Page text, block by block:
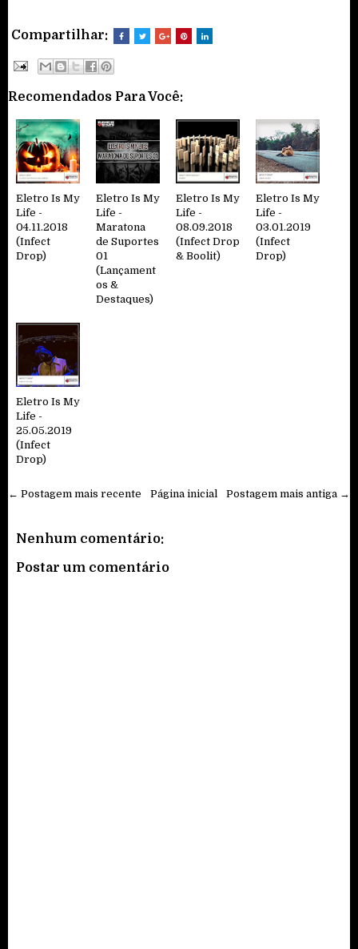
Compartilhar:
Recomendados Para Você:
Eletro Is My
Life -
04.11.2018
(Infect
Drop)
Eletro Is My
Life -
Maratona
de Suportes
01
(Lançament
os &
Destaques)
Eletro Is My
Life -
08.09.2018
(Infect Drop
& Boolit)
Eletro Is My
Life -
03.01.2019
(Infect
Drop)
Eletro Is My
Life -
25.05.2019
(Infect
Drop)
← Postagem mais recente Postagem mais antiga →
Página inicial
Nenhum comentário:
Postar um comentário